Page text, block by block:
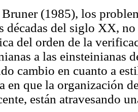
Bruner (1985), los
décadas del siglo XX,
del orden de la
a las einsteinianas
cambio en cuanto a
en que la organización
están atravesando